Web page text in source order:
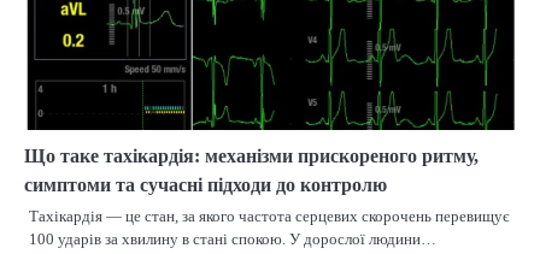
Що таке тахікардія: механізми прискореного ритму,
симптоми та сучасні підходи до контролю
Тахікардія — це стан, за якого частота серцевих скорочень перевищує
100 ударів за хвилину в стані спокою. У дорослої людини…